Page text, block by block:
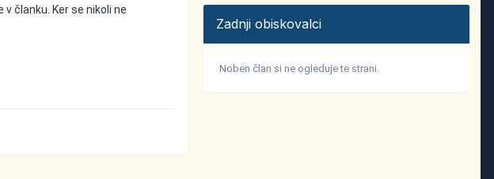
članku. Ker se nikoli ne
Zadnji obiskovalci
Noben član si ne ogleduje te strani.